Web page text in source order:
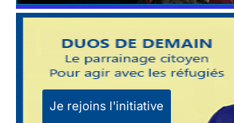
Je rejoins l'initiative